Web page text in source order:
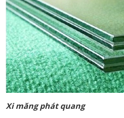
Xi măng phát quang